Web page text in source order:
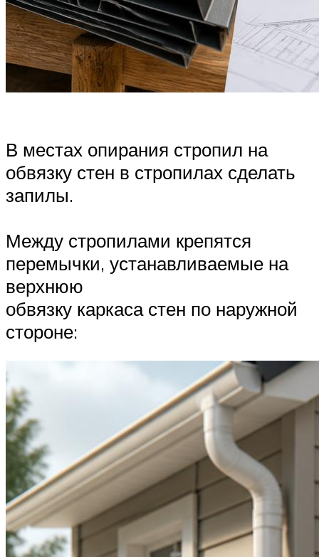
В местах опирания стропил на
обвязку стен в стропилах сделать
запилы.
Между стропилами крепятся
перемычки, устанавливаемые на
верхнюю
обвязку каркаса стен по наружной
стороне: